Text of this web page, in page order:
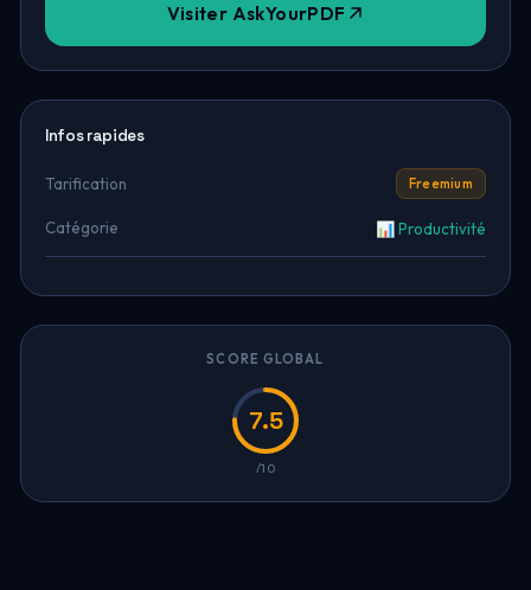
Visiter AskYourPDF
Infos rapides
Tarification Freemium
Catégorie 📊 Productivité
SCORE GLOBAL
7.5
/10